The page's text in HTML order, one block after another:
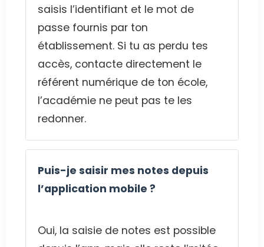
saisis l’identifiant et le mot de
passe fournis par ton
établissement. Si tu as perdu tes
accès, contacte directement le
référent numérique de ton école,
l’académie ne peut pas te les
redonner.
Puis-je saisir mes notes depuis
l’application mobile ?
Oui, la saisie de notes est possible